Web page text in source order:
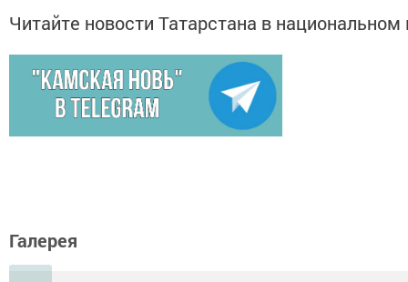
Читайте новости Татарстана в
Галерея